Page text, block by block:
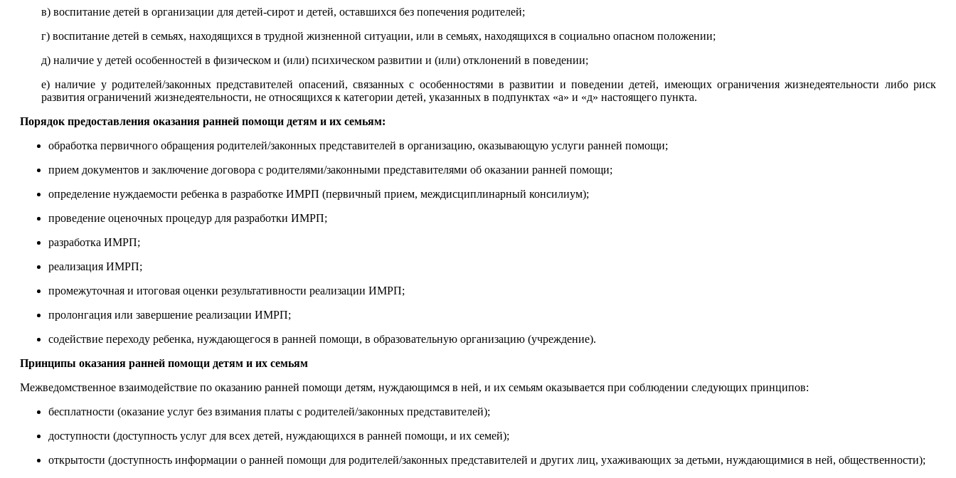
в) воспитание детей в организации для детей-сирот и детей, оставшихся без попечения родителей;
г) воспитание детей в семьях, находящихся в трудной жизненной ситуации, или в семьях, находящихся в социально опасном положении;
д) наличие у детей особенностей в физическом и (или) психическом развитии и (или) отклонений в поведении;
е) наличие у родителей/законных представителей опасений, связанных с особенностями в развитии и поведении детей, имеющих ограничения жизнедеятельности либо риск
развития ограничений жизнедеятельности, не относящихся к категории детей, указанных в подпунктах «а» и «д» настоящего пункта.
Порядок предоставления оказания ранней помощи детям и их семьям:
обработка первичного обращения родителей/законных представителей в организацию, оказывающую услуги ранней помощи;
прием документов и заключение договора с родителями/законными представителями об оказании ранней помощи;
определение нуждаемости ребенка в разработке ИМРП (первичный прием, междисциплинарный консилиум);
проведение оценочных процедур для разработки ИМРП;
разработка ИМРП;
реализация ИМРП;
промежуточная и итоговая оценки результативности реализации ИМРП;
пролонгация или завершение реализации ИМРП;
содействие переходу ребенка, нуждающегося в ранней помощи, в образовательную организацию (учреждение).
Принципы оказания ранней помощи детям и их семьям
Межведомственное взаимодействие по оказанию ранней помощи детям, нуждающимся в ней, и их семьям оказывается при соблюдении следующих принципов:
бесплатности (оказание услуг без взимания платы с родителей/законных представителей);
доступности (доступность услуг для всех детей, нуждающихся в ранней помощи, и их семей);
открытости (доступность информации о ранней помощи для родителей/законных представителей и других лиц, ухаживающих за детьми, нуждающимися в ней, общественности);